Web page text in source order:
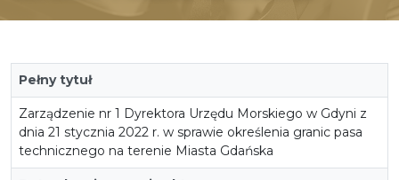
Pełny tytuł
Zarządzenie nr 1 Dyrektora Urzędu Morskiego w Gdyni z
dnia 21 stycznia 2022 r. w sprawie określenia granic pasa
technicznego na terenie Miasta Gdańska